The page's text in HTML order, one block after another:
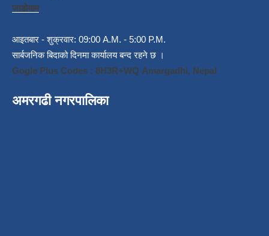
जाडोयाम
आइतबार - शुक्रवार: 09:00 A.M. - 5:00 P.M.
सार्बजनिक बिदाको दिनमा कार्यालय बन्द रहने छ ।
Gogle Plus Codes : 8H3R+WQ Amargadhi, Nepal
अमरगढी नगरपालिका